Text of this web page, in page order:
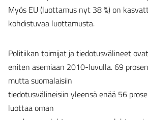
Myös EU (luottamus nyt 38 %) on
kohdistuvaa luottamusta.
Politiikan toimijat ja tiedotusvälineet
eniten asemiaan 2010-luvulla. 69
mutta suomalaisiin
tiedotusvälineisiin yleensä enää 56
luottaa oman